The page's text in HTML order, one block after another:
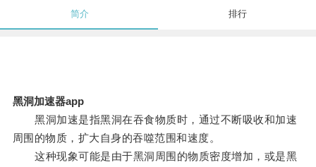
简介 排行
黑洞加速器app
黑洞加速是指黑洞在吞食物质时，通过不断吸收和加速
周围的物质，扩大自身的吞噬范围和速度。
这种现象可能是由于黑洞周围的物质密度增加，或是黑